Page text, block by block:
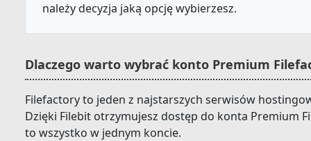
należy decyzja jaką opcję wybierzesz.
Dlaczego warto wybrać konto Premium
Filefactory to jeden z najstarszych serwisów
Dzięki Filebit otrzymujesz dostęp do konta Premium
to wszystko w jednym koncie.